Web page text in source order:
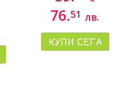
Purifying Scrub
Mask 30 ml
76.51 лв.
КУПИ СЕГА